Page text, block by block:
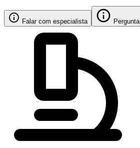
Falar com especialista